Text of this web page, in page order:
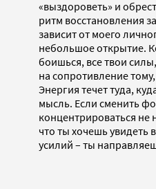
«выздороветь» и
ритм восстановления
зависит от моего
небольшое открытие.
боишься, все твои
на сопротивление
Энергия течет туда,
мысль. Если сменить
концентрироваться не
что ты хочешь увидеть
усилий – ты